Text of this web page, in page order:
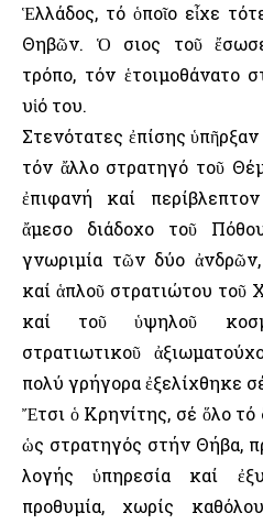
Ἑλλάδος, τό ὁποῖο εἶχε
Θηβῶν. Ὁ Ὅσιος τοῦ
τρόπο, τόν ἑτοιμοθάνατο
υἱό του.
Στενότατες ἐπίσης
τόν ἄλλο στρατηγό τοῦ
ἐπιφανή καί
ἄμεσο διάδοχο τοῦ
γνωριμία τῶν δύο ἀνδρῶν,
καί ἁπλοῦ στρατιώτου τοῦ
καί τοῦ ὑψηλοῦ
στρατιωτικοῦ
πολύ γρήγορα ἐξελίχθηκε
Ἔτσι ὁ Κρηνίτης, σέ ὅλο τό
ὡς στρατηγός στήν Θήβα,
λογής ὑπηρεσία καί
προθυμία, χωρίς